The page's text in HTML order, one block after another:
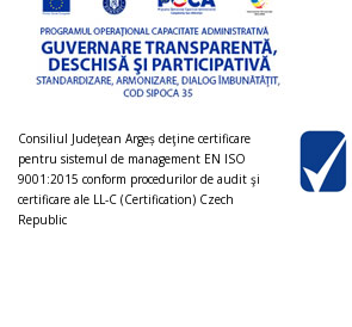
Consiliul Judeţean Argeș deţine certificare
pentru sistemul de management EN ISO
9001:2015 conform procedurilor de audit şi
certificare ale LL-C (Certification) Czech
Republic